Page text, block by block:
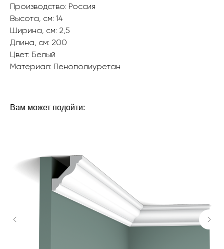
Производство: Россия
Высота, см: 14
Ширина, см: 2,5
Длина, см: 200
Цвет: Белый
Материал: Пенополиуретан‎‎
Вам может подойти: